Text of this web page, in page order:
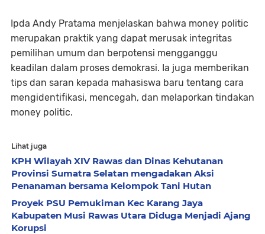
Ipda Andy Pratama menjelaskan bahwa money politic
merupakan praktik yang dapat merusak integritas
pemilihan umum dan berpotensi mengganggu
keadilan dalam proses demokrasi. Ia juga memberikan
tips dan saran kepada mahasiswa baru tentang cara
mengidentifikasi, mencegah, dan melaporkan tindakan
money politic.
Lihat juga
KPH Wilayah XIV Rawas dan Dinas Kehutanan
Provinsi Sumatra Selatan mengadakan Aksi
Penanaman bersama Kelompok Tani Hutan
Proyek PSU Pemukiman Kec Karang Jaya
Kabupaten Musi Rawas Utara Diduga Menjadi Ajang
Korupsi